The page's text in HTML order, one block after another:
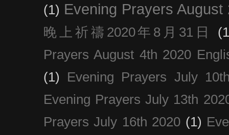
(1) Evening Prayers August
晚上祈禱2020年8月31日
Prayers August 4th 2020
(1)
Evening Prayers July
Evening Prayers July 13th
Prayers July 16th 2020 (1)